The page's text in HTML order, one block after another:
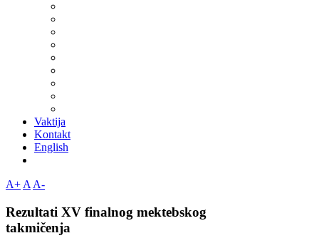
Vaktija
Kontakt
English
A+ A A-
Rezultati XV finalnog mektebskog
takmičenja